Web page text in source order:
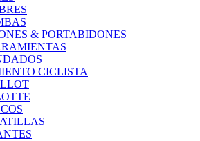
& PORTABIDONES
CICLISTA